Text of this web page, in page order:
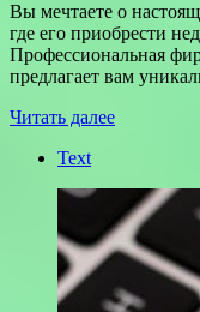
Вы мечтаете о
где его приобрести
Профессиональная
предлагает вам
Читать далее
Text